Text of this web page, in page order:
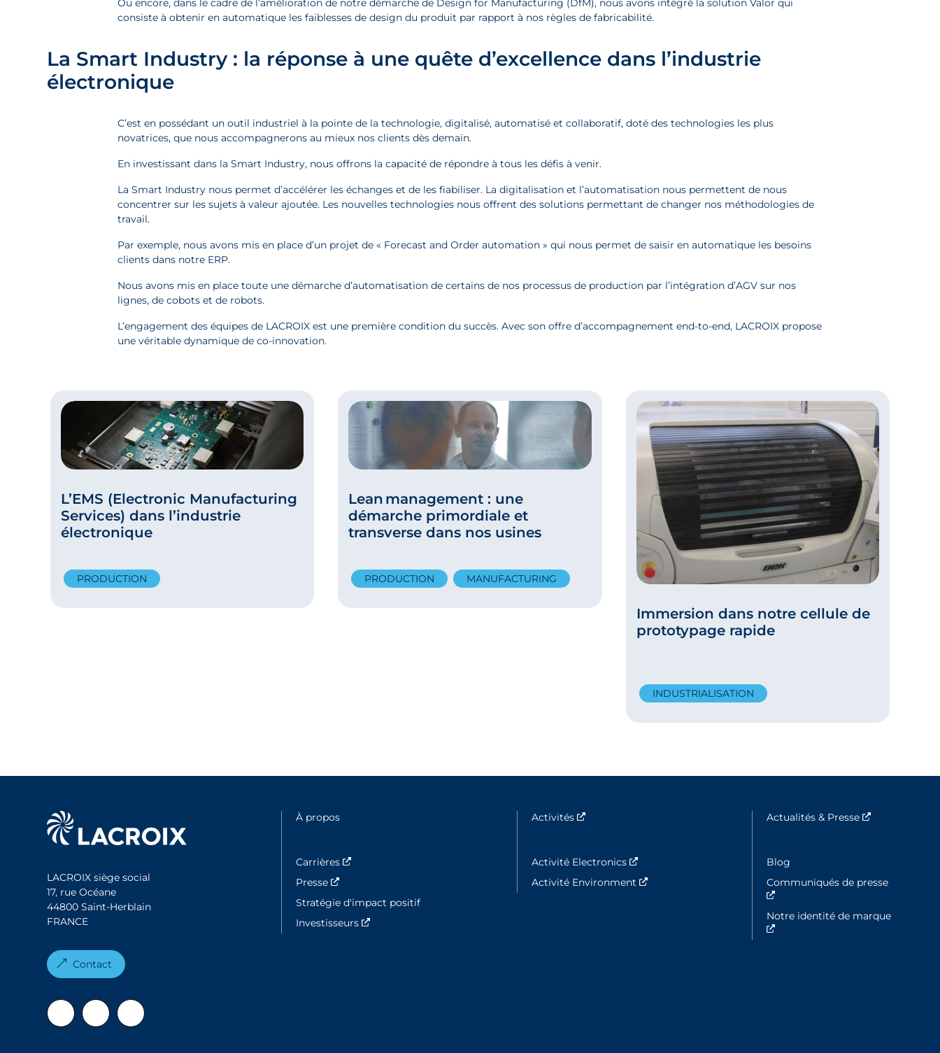
Ou encore, dans le cadre de l’amélioration de notre démarche de Design for Manufacturing (DfM), nous avons intégré la solution Valor qui
consiste à obtenir en automatique les faiblesses de design du produit par rapport à nos règles de fabricabilité.
La Smart Industry : la réponse à une quête d’excellence dans l’industrie
électronique
C’est en possédant un outil industriel à la pointe de la technologie, digitalisé, automatisé et collaboratif, doté des technologies les plus
novatrices, que nous accompagnerons au mieux nos clients dès demain.
En investissant dans la Smart Industry, nous offrons la capacité de répondre à tous les défis à venir.
La Smart Industry nous permet d’accélérer les échanges et de les fiabiliser. La digitalisation et l’automatisation nous permettent de nous
concentrer sur les sujets à valeur ajoutée. Les nouvelles technologies nous offrent des solutions permettant de changer nos méthodologies de
travail.
Par exemple, nous avons mis en place d’un projet de « Forecast and Order automation » qui nous permet de saisir en automatique les besoins
clients dans notre ERP.
Nous avons mis en place toute une démarche d’automatisation de certains de nos processus de production par l’intégration d’AGV sur nos
lignes, de cobots et de robots.
L’engagement des équipes de LACROIX est une première condition du succès. Avec son offre d’accompagnement end-to-end, LACROIX propose
une véritable dynamique de co-innovation.
L’EMS (Electronic Manufacturing
Services) dans l’industrie
électronique
PRODUCTION
Lean management : une
démarche primordiale et
transverse dans nos usines
PRODUCTION MANUFACTURING
Immersion dans notre cellule de
prototypage rapide
INDUSTRIALISATION
LACROIX siège social
17, rue Océane
44800 Saint-Herblain
FRANCE
Contact
À propos
Carrières
Presse
Stratégie d'impact positif
Investisseurs
Activités Nouvelle fenêtre
Activité Electronics
Nouvelle fenêtre
Activité Environment
Nouvelle fenêtre
Actualités & Presse
Blog
Communiqués de presse
Notre identité de marque